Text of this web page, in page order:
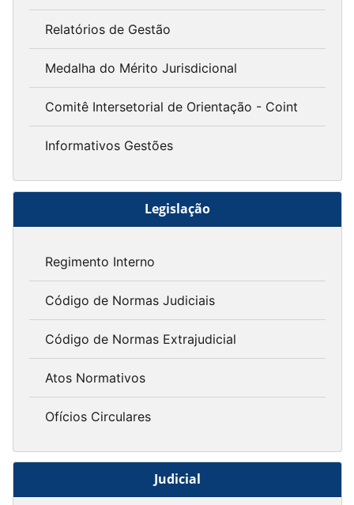
Relatórios de Gestão
Medalha do Mérito Jurisdicional
Comitê Intersetorial de Orientação - Coint
Informativos Gestões
Legislação
Regimento Interno
Código de Normas Judiciais
Código de Normas Extrajudicial
Atos Normativos
Ofícios Circulares
Judicial